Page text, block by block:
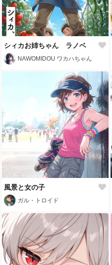
シィカお姉ちゃん ラノベ
NAWOMIDOU ワカハちゃん
風景と女の子
ガル・トロイド